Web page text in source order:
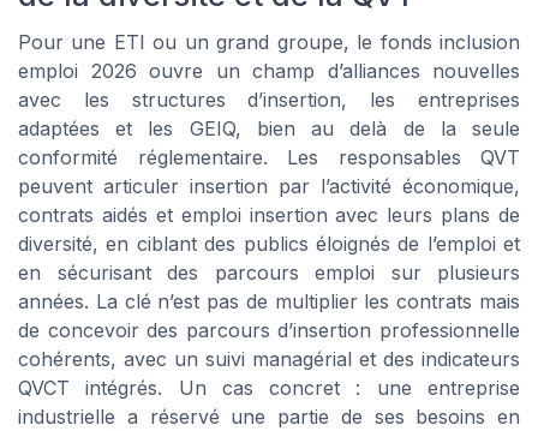
Pour une ETI ou un grand groupe, le fonds inclusion
emploi 2026 ouvre un champ d’alliances nouvelles
avec les structures d’insertion, les entreprises
adaptées et les GEIQ, bien au delà de la seule
conformité réglementaire. Les responsables QVT
peuvent articuler insertion par l’activité économique,
contrats aidés et emploi insertion avec leurs plans de
diversité, en ciblant des publics éloignés de l’emploi et
en sécurisant des parcours emploi sur plusieurs
années. La clé n’est pas de multiplier les contrats mais
de concevoir des parcours d’insertion professionnelle
cohérents, avec un suivi managérial et des indicateurs
QVCT intégrés. Un cas concret : une entreprise
industrielle a réservé une partie de ses besoins en